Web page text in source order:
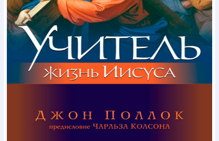
Богослов`яШлюб і сім`яЮдаїзм
Супутні товари
ПеріодикаАудіо Ручки кульковіВідеоГалантерея
Закладки для книгФутболкиБрелокиСумкиБіжутерія
Блокноти Щоденники / щотижневикиВироби з дерева
Вироби з кераміки і глини
Вироби з срібла
Картини
Навчальні мапи Шкіряні вироби МагнітиМеталеві
Міні-лампиНаклейки Настільні ігриПакети
Фотокартини Чохли на Библії
Головні убори
КалендаріКанцелярскі товари Комп`ютерні ігри
Сувенирна продукція Годинники